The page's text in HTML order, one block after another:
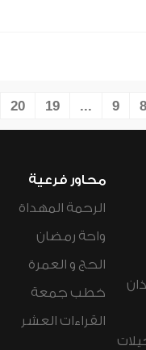
8
9
...
19
20
محاور فرعية
الرحمة المهداة
واحة رمضان
الحج و العمرة
خطب جمعة
القراءات العشر